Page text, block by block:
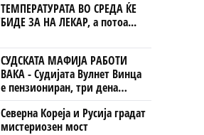
ТЕМПЕРАТУРАТА ВО СРЕДА ЌЕ
БИДЕ ЗА НА ЛЕКАР, а потоа...
СУДСКАТА МАФИЈА РАБОТИ
ВАКА - Судијата Вулнет Винца
е пензиониран, три дена
откако му го врати пасошот
на бизнисменот Марковски
Северна Кореја и Русија градат
мистериозен мост